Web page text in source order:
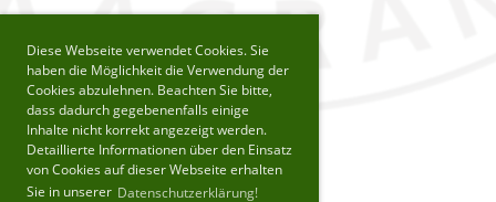
Diese Webseite verwendet Cookies. Sie
haben die Möglichkeit die Verwendung der
Cookies abzulehnen. Beachten Sie bitte,
dass dadurch gegebenenfalls einige
Inhalte nicht korrekt angezeigt werden.
Detaillierte Informationen über den Einsatz
von Cookies auf dieser Webseite erhalten
Sie in unserer Datenschutzerklärung!